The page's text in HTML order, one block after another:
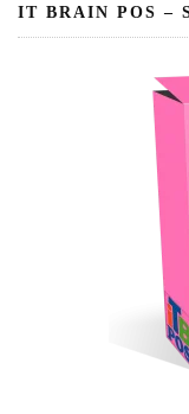
IT BRAIN POS –